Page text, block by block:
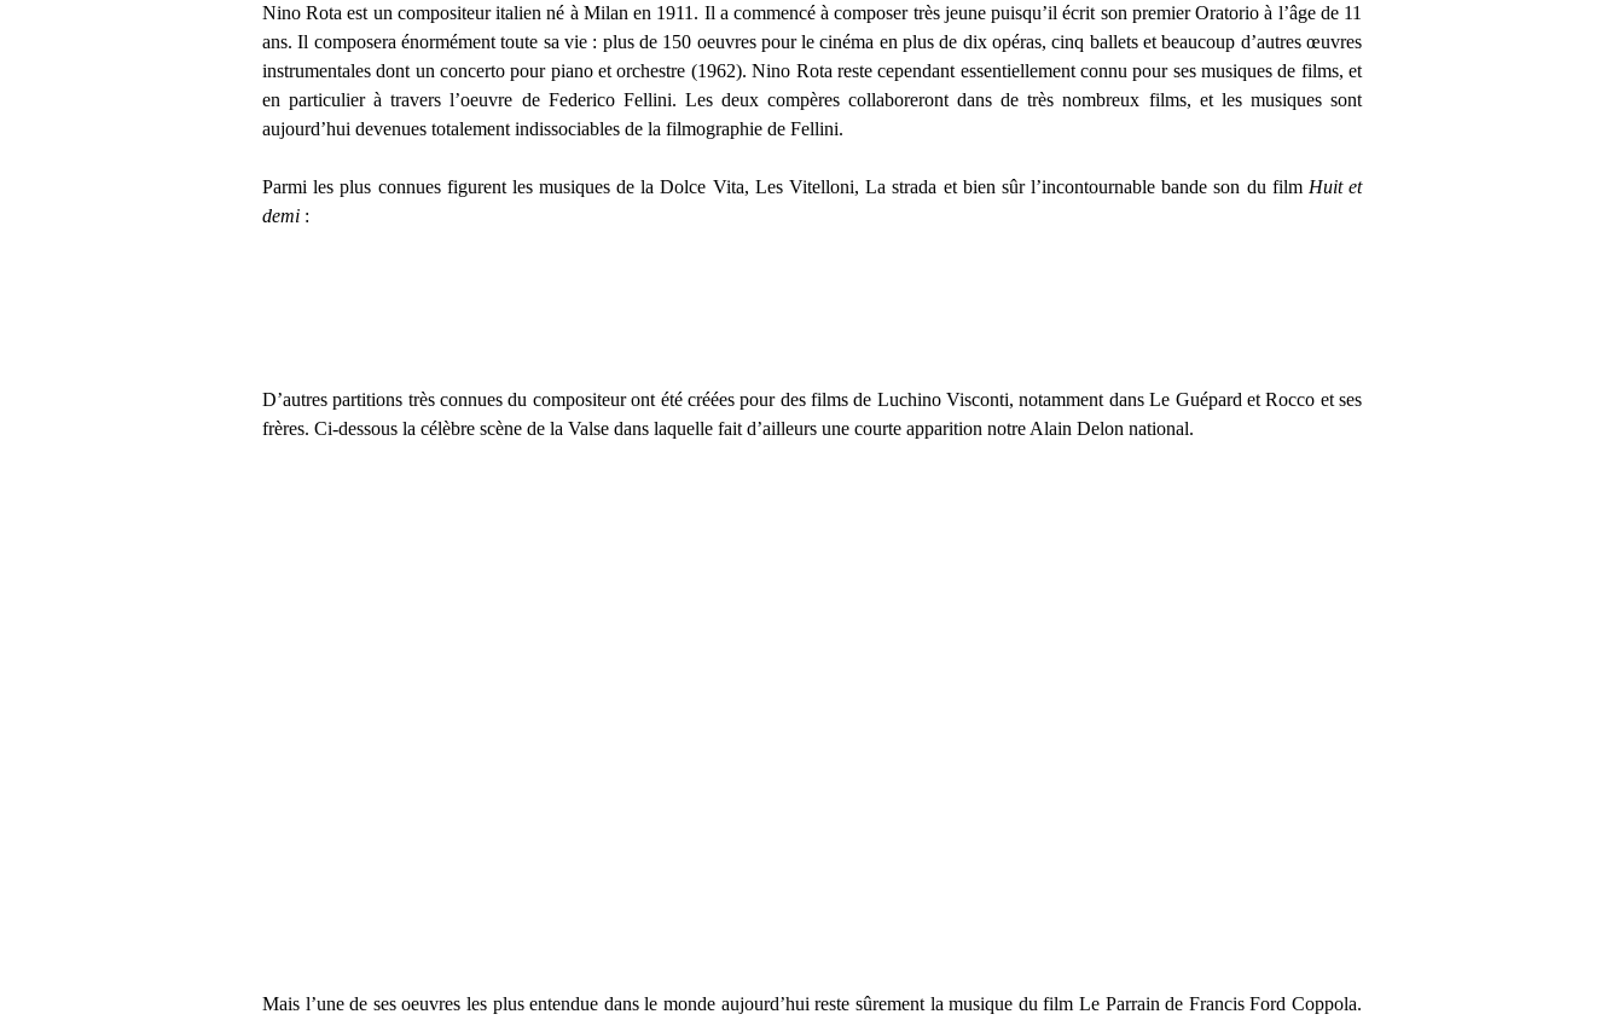
Nino Rota est un compositeur italien né à Milan en 1911. Il a commencé à composer très jeune puisqu’il écrit son premier Oratorio à l’âge de 11
ans. Il composera énormément toute sa vie : plus de 150 oeuvres pour le cinéma en plus de dix opéras, cinq ballets et beaucoup d’autres œuvres
instrumentales dont un concerto pour piano et orchestre (1962). Nino Rota reste cependant essentiellement connu pour ses musiques de films, et
en particulier à travers l’oeuvre de Federico Fellini. Les deux compères collaboreront dans de très nombreux films, et les musiques sont
aujourd’hui devenues totalement indissociables de la filmographie de Fellini.
Parmi les plus connues figurent les musiques de la Dolce Vita, Les Vitelloni, La strada et bien sûr l’incontournable bande son du film Huit et
demi :
D’autres partitions très connues du compositeur ont été créées pour des films de Luchino Visconti, notamment dans Le Guépard et Rocco et ses
frères. Ci-dessous la célèbre scène de la Valse dans laquelle fait d’ailleurs une courte apparition notre Alain Delon national.
Mais l’une de ses oeuvres les plus entendue dans le monde aujourd’hui reste sûrement la musique du film Le Parrain de Francis Ford Coppola.